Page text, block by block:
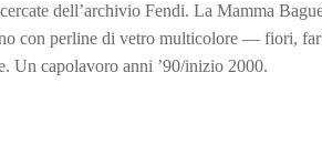
dell’archivio Fendi. La Mamma
con perline di vetro multicolore — fiori,
Un capolavoro anni ’90/inizio 2000.